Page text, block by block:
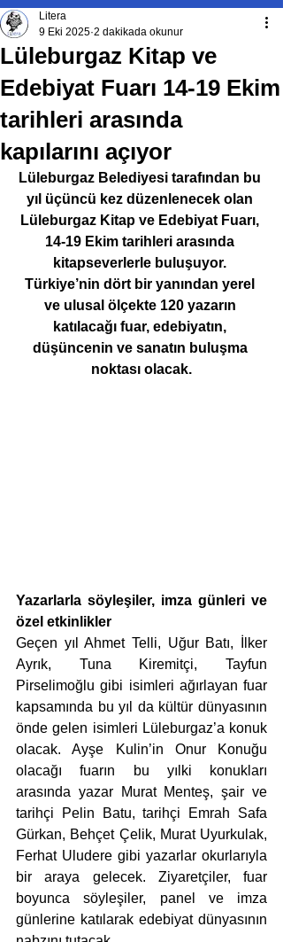
Lüleburgaz Kitap ve
Edebiyat Fuarı 14-19 Ekim
tarihleri arasında
kapılarını açıyor
Litera
9 Eki 2025 2 dakikada okunur
Lüleburgaz Belediyesi tarafından bu
yıl üçüncü kez düzenlenecek olan
Lüleburgaz Kitap ve Edebiyat Fuarı,
14-19 Ekim tarihleri arasında
kitapseverlerle buluşuyor.
Türkiye’nin dört bir yanından yerel
ve ulusal ölçekte 120 yazarın
katılacağı fuar, edebiyatın,
düşüncenin ve sanatın buluşma
noktası olacak.
Yazarlarla söyleşiler, imza günleri ve
özel etkinlikler
Geçen yıl Ahmet Telli, Uğur Batı, İlker
Ayrık, Tuna Kiremitçi, Tayfun
Pirselimoğlu gibi isimleri ağırlayan fuar
kapsamında bu yıl da kültür dünyasının
önde gelen isimleri Lüleburgaz’a konuk
olacak. Ayşe Kulin’in Onur Konuğu
olacağı fuarın bu yılki konukları
arasında yazar Murat Menteş, şair ve
tarihçi Pelin Batu, tarihçi Emrah Safa
Gürkan, Behçet Çelik, Murat Uyurkulak,
Ferhat Uludere gibi yazarlar okurlarıyla
bir araya gelecek. Ziyaretçiler, fuar
boyunca söyleşiler, panel ve imza
günlerine katılarak edebiyat dünyasının